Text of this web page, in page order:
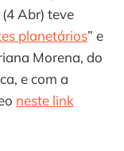
(4 Abr) teve
planetários” e
Morena, do
e com a
neste link